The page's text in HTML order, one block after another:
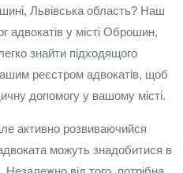
Львівська область? Наш
адвокатів у місті Оброшин,
знайти підходящого
реєстром адвокатів, щоб
допомогу у вашому місті.
активно розвиваючийся
можуть знадобитися в